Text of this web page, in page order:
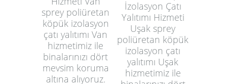
sprey poliüretan
köpük izolasyon
çatı yalıtımı Van
hizmetimiz ile
binalarınızı dört
mevsim koruma
altına alıyoruz.
İzolasyon Çatı
Yalıtımı Hizmeti
Uşak sprey
poliüretan köpük
izolasyon çatı
yalıtımı Uşak
hizmetimiz ile